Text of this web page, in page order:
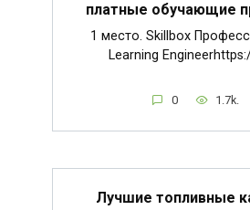
платные обучающие
1 место. Skillbox
Learning
0 1.7k.
Лучшие топливные